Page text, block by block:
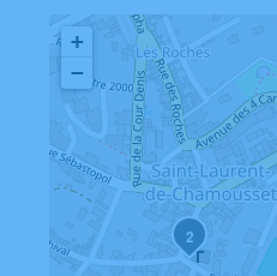
2
+
−